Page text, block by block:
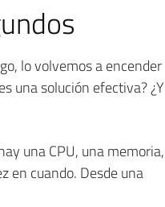
lo volvemos a encender
una solución efectiva? ¿Y
una CPU, una memoria,
en cuando. Desde una